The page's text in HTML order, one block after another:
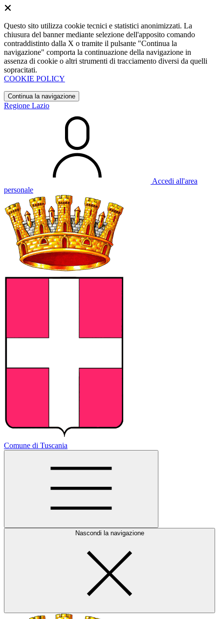
Questo sito utilizza cookie tecnici e statistici anonimizzati. La
chiusura del banner mediante selezione dell'apposito comando
contraddistinto dalla X o tramite il pulsante "Continua la
navigazione" comporta la continuazione della navigazione in
assenza di cookie o altri strumenti di tracciamento diversi da quelli
sopracitati.
COOKIE POLICY
Continua la navigazione
Regione Lazio
Accedi all'area
personale
Comune di Tuscania
Nascondi la navigazione